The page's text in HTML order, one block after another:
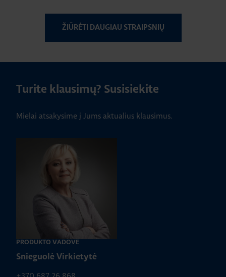
ŽIŪRĖTI DAUGIAU STRAIPSNIŲ
Turite klausimų? Susisiekite
Mielai atsakysime į Jums aktualius klausimus.
PRODUKTO VADOVĖ
Snieguolė Virkietytė